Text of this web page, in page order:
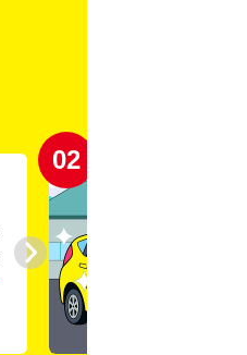
03